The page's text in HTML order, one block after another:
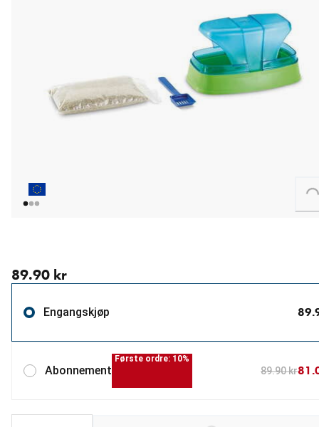
Loading...
89.90 kr
Engangskjøp
Abonnement
Første ordre: 10%
89.90 kr